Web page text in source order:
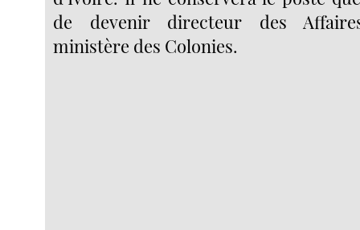
de devenir directeur des
ministère des Colonies.